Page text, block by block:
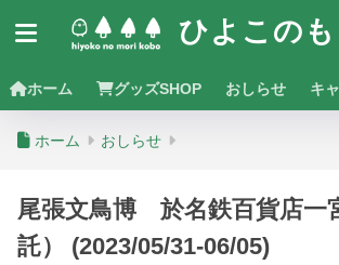
ひよこの
ホーム グッズSHOP おしらせ キ
ホーム おしらせ
尾張文鳥博 於名鉄百貨店一
託） (2023/05/31-06/05)